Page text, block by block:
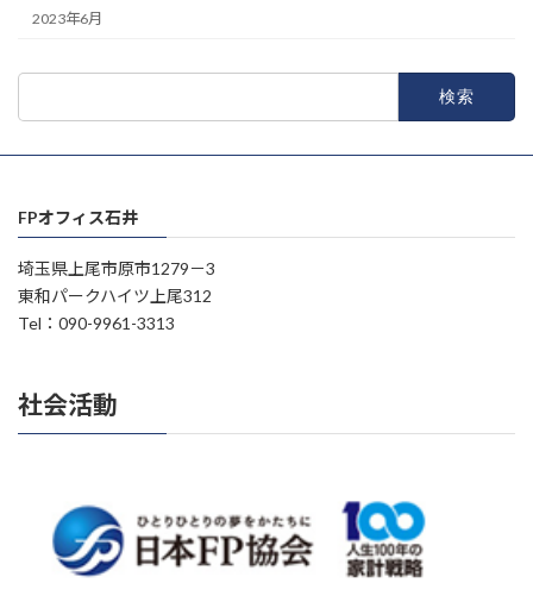
2023年6月
FPオフィス石井
埼玉県上尾市原市1279－3
東和パークハイツ上尾312
Tel：090-9961-3313
社会活動